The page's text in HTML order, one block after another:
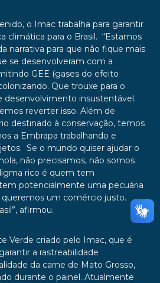
o Imac trabalha para garantir
climática para o Brasil. “Estamos
narrativa para que não fique mais
se desenvolveram com a
GEE (gases do efeito
Que trouxe para o
insustentável.
reverter isso. Além de
destinado à conservação, temos
a Embrapa trabalhando e
Se o mundo quiser ajudar o
não precisamos, não somos
rico é quem tem
potencialmente uma pecuária
queremos um comércio justo.
afirmou.
Verde criado pelo Imac, que é
a rastreabilidade
da carne de Mato Grosso,
durante o painel. Atualmente